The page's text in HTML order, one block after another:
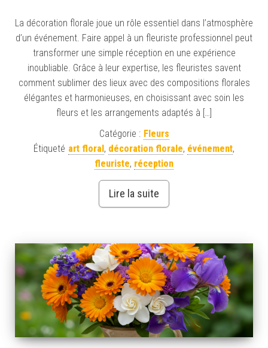
La décoration florale joue un rôle essentiel dans l’atmosphère
d’un événement. Faire appel à un fleuriste professionnel peut
transformer une simple réception en une expérience
inoubliable. Grâce à leur expertise, les fleuristes savent
comment sublimer des lieux avec des compositions florales
élégantes et harmonieuses, en choisissant avec soin les
fleurs et les arrangements adaptés à […]
Catégorie : Fleurs
Étiqueté art floral , décoration florale, événement,
fleuriste, réception
Lire la suite